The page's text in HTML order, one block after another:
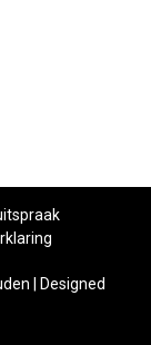
| Designed